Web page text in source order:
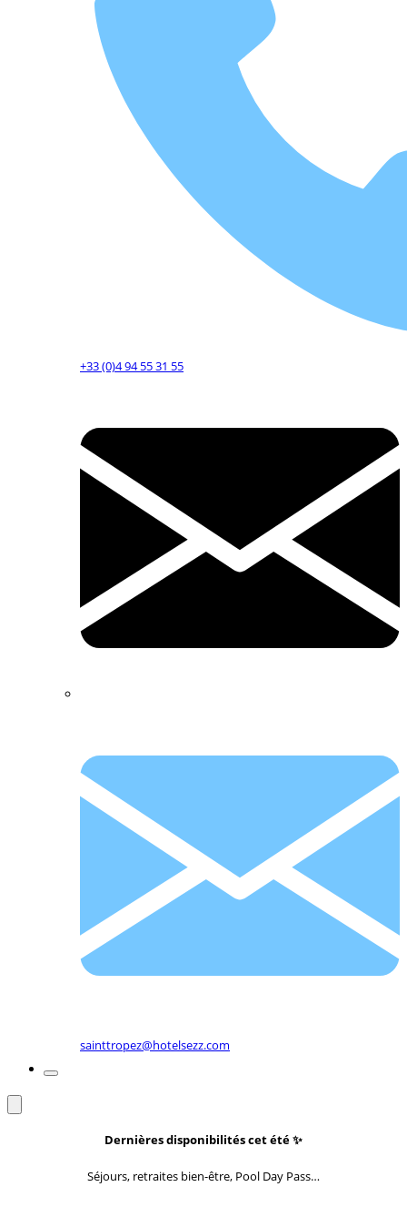
+33 (0)4 94 55 31 55
sainttropez@hotelsezz.com
Dernières disponibilités cet été ✨
Séjours, retraites bien-être, Pool Day Pass…